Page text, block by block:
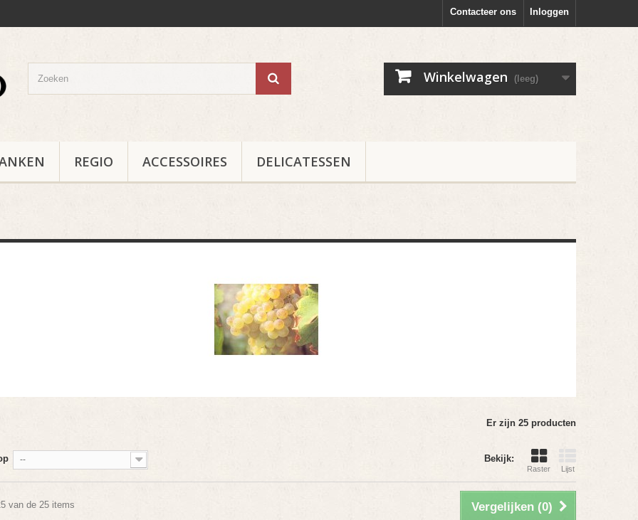
Inloggen
Contacteer ons
Winkelwagen (leeg)
REGIO ACCESSOIRES DELICATESSEN
Er zijn 25 producten
Bekijk:
Raster Lijst
--
Vergelijken (0)
van de 25 items